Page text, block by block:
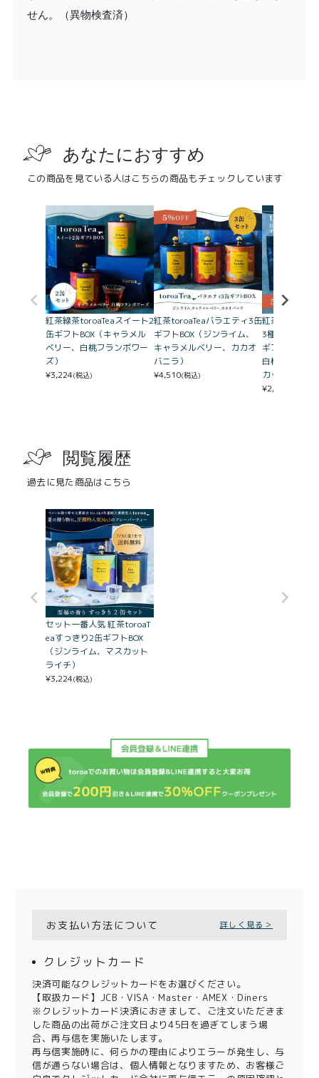
せん。（異物検査済）
あなたにおすすめ
この商品を見ている人はこちらの商品もチェックしています
紅茶緑茶toroaTeaスイート2
缶ギフトBOX（キャラメル
ベリー、白桃フランボワー
ズ）
¥3,224(税込)
紅茶toroaTeaバラエティ3缶
ギフトBOX（ジンライム、
キャラメルベリー、カカオ
バニラ）
¥4,510(税込)
紅茶緑茶
3種すっきり
ギフトBOX（
白桃フランボ
カットライチ
¥2,920
閲覧履歴
過去に見た商品はこちら
セット一番人気 紅茶toroaT
eaすっきり2缶ギフトBOX
（ジンライム、マスカット
ライチ）
¥3,224(税込)
お支払い方法について 詳しく見る＞
クレジットカード
決済可能なクレジットカードをお選びください。
【取扱カード】JCB・VISA・Master・AMEX・Diners
※クレジットカード決済におきまして、ご注文いただきま
した商品の出荷がご注文日より45日を過ぎてしまう場
合、再与信を実施いたします。
再与信実施時に、何らかの理由によりエラーが発生し、与
信が通らない場合は、個人情報となりますため、お客様ご